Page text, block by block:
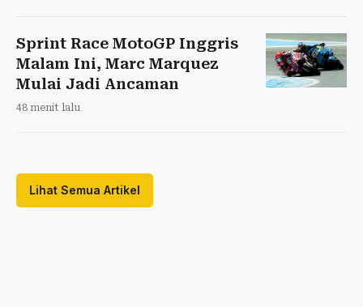
Sprint Race MotoGP Inggris
Malam Ini, Marc Marquez
Mulai Jadi Ancaman
48 menit lalu
Lihat Semua Artikel